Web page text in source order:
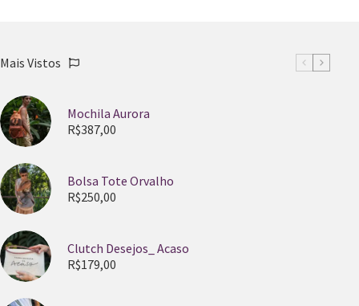
Mais Vistos
Mochila Aurora
R$387,00
Bolsa Tote Orvalho
R$250,00
Clutch Desejos_ Acaso
R$179,00